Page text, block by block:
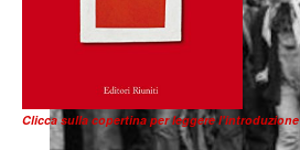
Clicca sulla copertina per leggere l'introduzione